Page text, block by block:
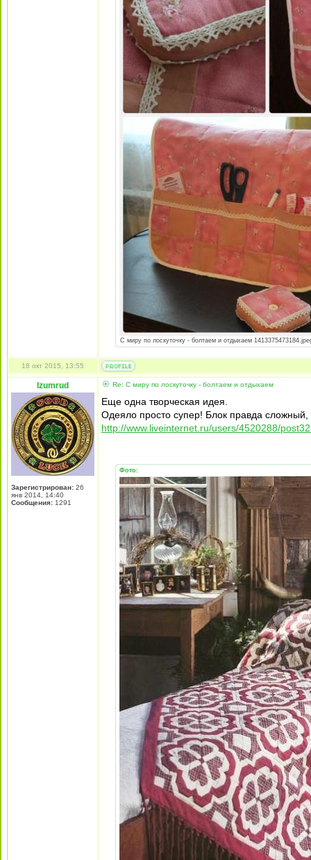
С миру по лоскуточку - болтаем и отдыхаем
18 окт 2015, 13:55
Izumrud
Зарегистрирован: 26
янв 2014, 14:40
Сообщения: 1291
Re: С миру по лоскуточку - болтаем и отдыхаем
Еще одна творческая идея.
Одеяло просто супер! Блок правда
http://www.liveinternet.ru/users/4520288/
Фото: